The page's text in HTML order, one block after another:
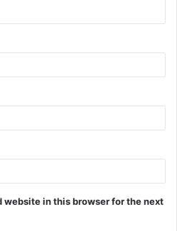
website in this browser for the next